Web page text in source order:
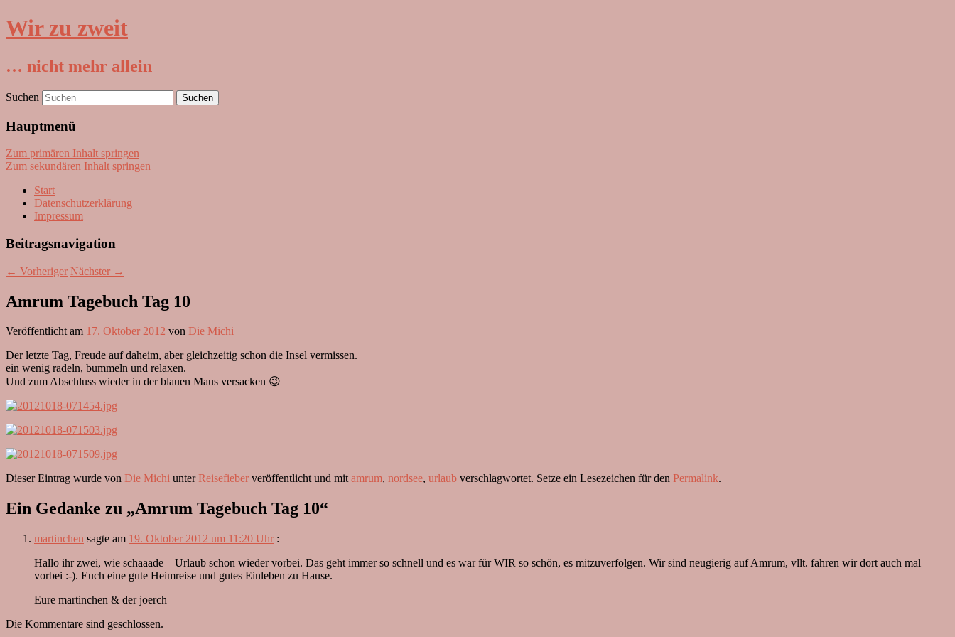
Wir zu zweit
… nicht mehr allein
Suchen
Hauptmenü
Zum primären Inhalt springen
Zum sekundären Inhalt springen
Start
Datenschutzerklärung
Impressum
Beitragsnavigation
← Vorheriger Nächster →
Amrum Tagebuch Tag 10
Veröffentlicht am 17. Oktober 2012 von Die Michi
Der letzte Tag, Freude auf daheim, aber gleichzeitig schon die Insel vermissen.
ein wenig radeln, bummeln und relaxen.
Und zum Abschluss wieder in der blauen Maus versacken 😉
Dieser Eintrag wurde von Die Michi unterReisefieber veröffentlicht und mitamrum, nordsee, urlaub verschlagwortet. Setze ein Lesezeichen für den Permalink.
Ein Gedanke zu „Amrum Tagebuch Tag 10“
martinchen sagte am 19. Oktober 2012 um 11:20 Uhr :
Hallo ihr zwei, wie schaaade – Urlaub schon wieder vorbei. Das geht immer so schnell und es war für WIR so schön, es mitzuverfolgen. Wir sind neugierig auf Amrum, vllt. fahren wir dort auch mal
vorbei :-). Euch eine gute Heimreise und gutes Einleben zu Hause.
Eure martinchen & der joerch
Die Kommentare sind geschlossen.